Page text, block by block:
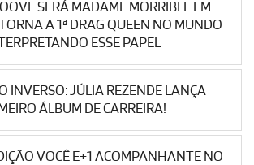
SERÁ MADAME MORRIBLE EM
A 1ª DRAG QUEEN NO MUNDO
ESSE PAPEL
INVERSO: JÚLIA REZENDE LANÇA
ÁLBUM DE CARREIRA!
VOCÊ E+1 ACOMPANHANTE NO